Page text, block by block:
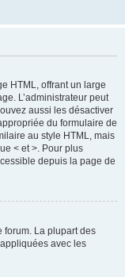
HTML, offrant un large
L’administrateur peut
aussi les désactiver
du formulaire de
au style HTML, mais
< et >. Pour plus
depuis la page de
forum. La plupart des
avec les